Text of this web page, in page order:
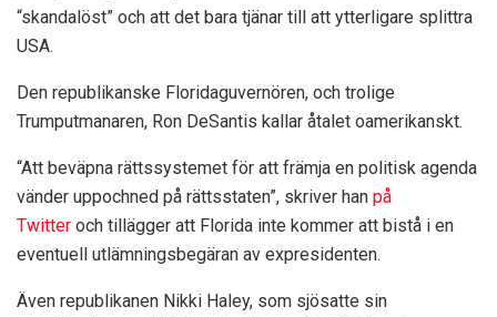
“skandalöst” och att det bara tjänar till att ytterligare splittra
USA.
Den republikanske Floridaguvernören, och trolige
Trumputmanaren, Ron DeSantis kallar åtalet oamerikanskt.
“Att beväpna rättssystemet för att främja en politisk agenda
vänder uppochned på rättsstaten”, skriver han på
Twitter och tillägger att Florida inte kommer att bistå i en
eventuell utlämningsbegäran av expresidenten.
Även republikanen Nikki Haley, som sjösatte sin